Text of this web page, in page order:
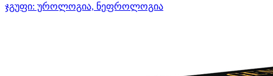
ჯგუფი: უროლოგია, ნეფროლოგია